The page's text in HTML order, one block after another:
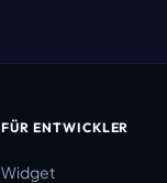
FÜR ENTWICKLER
Widget